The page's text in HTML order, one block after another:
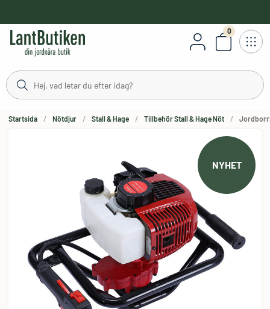
0
Antal
Startsida Nötdjur Stall & Hage Tillbehör Stall & Hage Nöt
NYHET